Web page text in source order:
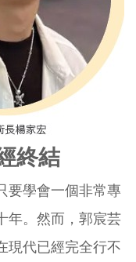
終結
要學會一個非常專
年。然而，郭宸芸
現代已經完全行不